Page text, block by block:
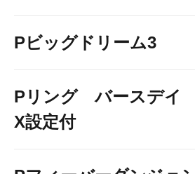
Pビッグドリーム3
Pリング バースデイ
X設定付